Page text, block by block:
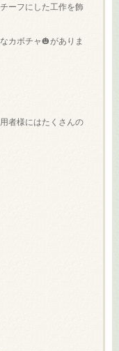
ーフにした工作を飾
カボチャ🎃がありま
者様にはたくさんの